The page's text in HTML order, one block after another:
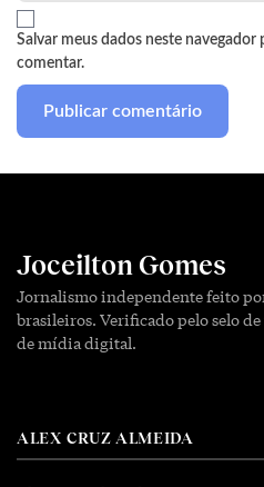
Salvar meus dados neste navegador
comentar.
Joceilton Gomes
Jornalismo independente feito
brasileiros. Verificado pelo selo
de mídia digital.
ALEX CRUZ ALMEIDA